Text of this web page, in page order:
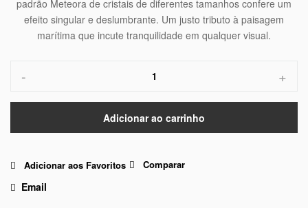
padrão Meteora de cristais de diferentes tamanhos confere um
efeito singular e deslumbrante. Um justo tributo à paisagem
marítima que incute tranquilidade em qualquer visual.
- +
Adicionar ao carrinho
Adicionar aos Favoritos Comparar
Email